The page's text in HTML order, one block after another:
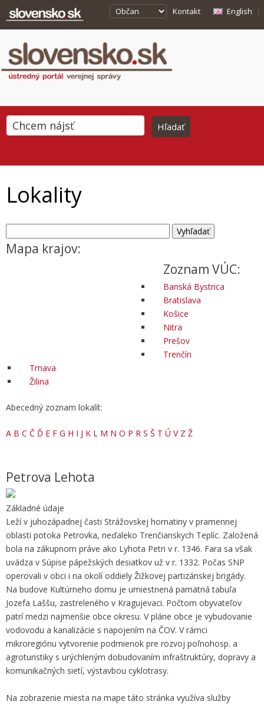
Kontakt English
Lokality
Mapa krajov:
Zoznam VÚC:
Banská Bystrica
Bratislava
Košice
Nitra
Prešov
Trenčín
Trnava
Žilina
Abecedný zoznam lokalít:
A B C Č Ď E F G H I J K L M N O P R S Š T Ú V Z Ž
Petrova Lehota
Základné údaje
Leží v juhozápadnej časti Strážovskej hornatiny v pramennej
oblasti potoka Petrovka, neďaleko Trenčianskych Teplíc. Založená
bola na zákupnom práve ako Lyhota Petri v r. 1346. Fara sa však
uvádza v Súpise pápežských desiatkov už v r. 1332. Počas SNP
operovali v obci i na okolí oddiely Žižkovej partizánskej brigády.
Na budove Kultúrneho domu je umiestnená pamätná tabuľa
Jozefa Laššu, zastreleného v Kragujevaci. Počtom obyvateľov
patrí medzi najmenšie obce okresu. V pláne obce je vybudovanie
vodovodu a kanalizácie s napojením na ČOV. V rámci
mikroregiónu vytvorenie podmienok pre rozvoj poľnohosp. a
agroturistiky s urýchleným dobudovaním infraštruktúry, dopravy a
komunikačných sietí, výstavbou cyklotrasy.
Na zobrazenie miesta na mape táto stránka využíva služby